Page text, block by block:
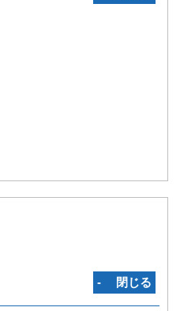
‐ 閉じる